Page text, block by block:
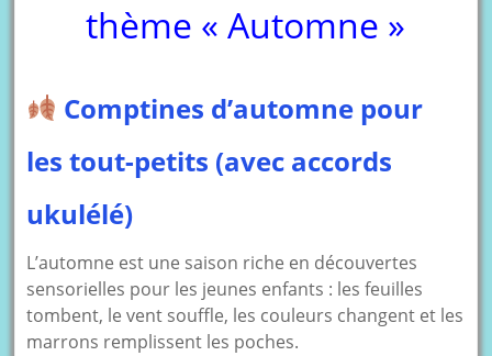
thème « Automne »
Comptines d’automne pour
les tout-petits (avec accords
ukulélé)
L’automne est une saison riche en découvertes
sensorielles pour les jeunes enfants : les feuilles
tombent, le vent souffle, les couleurs changent et les
marrons remplissent les poches.